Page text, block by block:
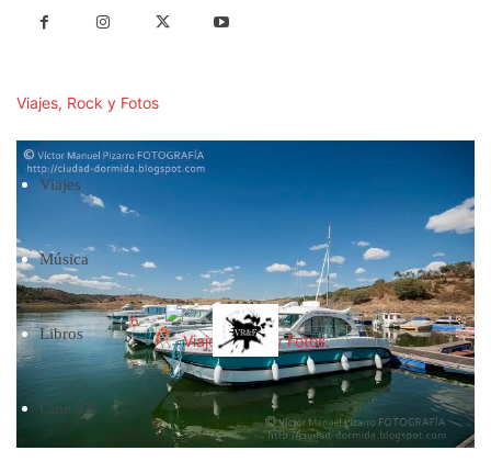
Viajes, Rock y Fotos
Viajes
Música
Libros
Cine TV